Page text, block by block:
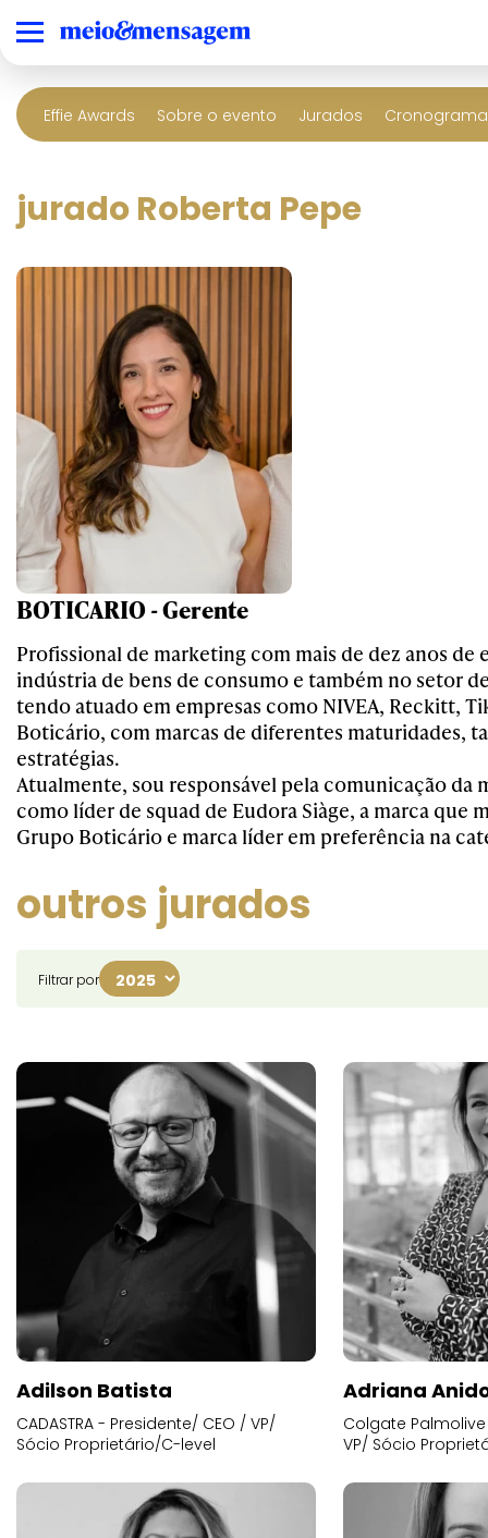
Effie Awards Sobre o evento Jurados
jurado Roberta Pepe
BOTICARIO - Gerente
Profissional de marketing com mais de dez anos de
indústria de bens de consumo e também no setor
tendo atuado em empresas como NIVEA, Reckitt,
Boticário, com marcas de diferentes maturidades,
estratégias.
Atualmente, sou responsável pela comunicação da
como líder de squad de Eudora Siàge, a marca que
Grupo Boticário e marca líder em preferência na
outros jurados
Filtrar por
Adilson Batista
CADASTRA - Presidente/ CEO / VP/
Sócio Proprietário/C-level
Adriana
Colgate
VP/ Sócio